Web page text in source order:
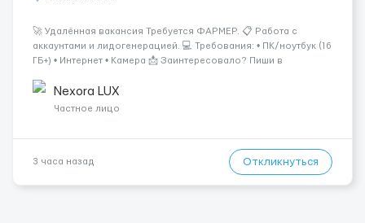
🚀 Удалённая вакансия Требуется ФАРМЕР. 📋 Работа с
аккаунтами и лидогенерацией. 💻 Требования: • ПК/ноутбук (16
ГБ+) • Интернет • Камера 📩 Заинтересовало? Пиши в
Nexora LUX
Частное лицо
3 часа назад Откликнуться